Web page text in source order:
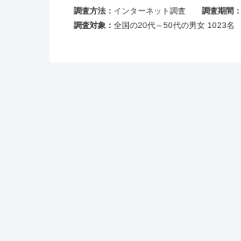
調査方法 インターネット調査 調査期間
調査対象
全国の20代～50代の男女 1023名